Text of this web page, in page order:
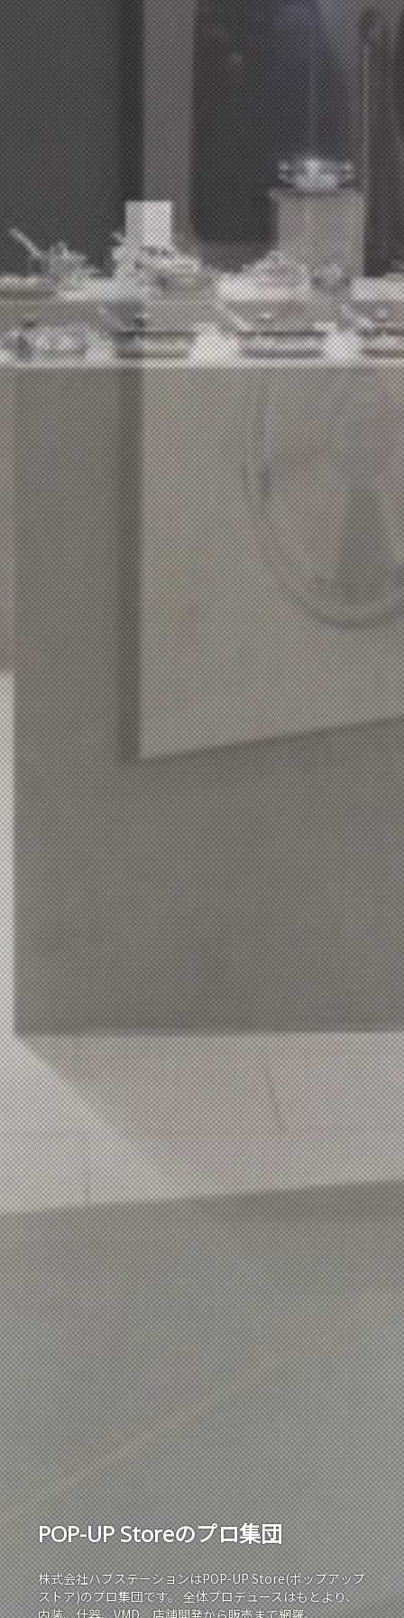
POP-UP Storeのプロ集団
株式会社ハブステーションはPOP-UP Store(ポップアップ
ストア)のプロ集団です。 全体プロデュースはもとより、
内装、什器、VMD、店舗開発から販売まで網羅。